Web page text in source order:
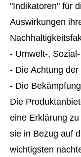
"Indikatoren" für
Auswirkungen
- Umwelt-,
- Die Achtung
- Die
Die
eine Erklärung
sie in Bezug auf
wichtigsten